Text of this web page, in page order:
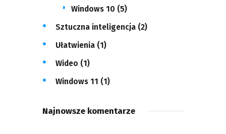
Windows 10 (5)
Sztuczna inteligencja(2)
Ułatwienia(1)
Wideo (1)
Windows 11 (1)
Najnowsze komentarze